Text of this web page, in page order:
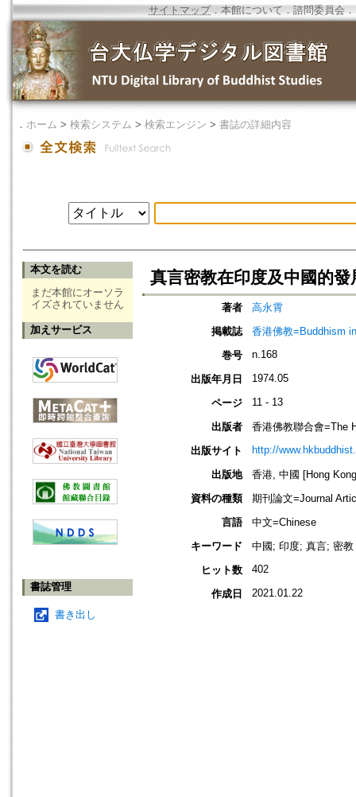
サイトマップ．本館について ． 諮問委員会 ．
． ホーム > 検索システム > 検索エンジン > 書誌の詳細内容
本文を読む
まだ本館にオーソラ
イズされていません
加えサービス
書誌管理
書き出し
真言密教在印度及中國的發
著者
高永霄
掲載誌
香港佛教=Buddhism
巻号
n.168
出版年月日 1974.05
ページ 11 - 13
出版者
香港佛教聯合會=The
出版サイト
http://
出版地
香港, 中國 [Hong
資料の種類
期刊論文=Journal
言語
中文=Chinese
キーワード
中國; 印度; 真言; 密教
ヒット数
402
作成日 2021.01.22